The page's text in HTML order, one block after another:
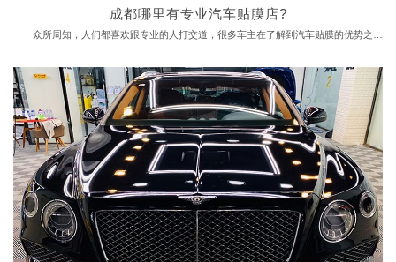
成都哪里有专业汽车贴膜店?
专业的汽车贴膜店必备的条件：
1、良好的施工环境
2、专业的施工设备
专业的汽车贴膜店设备齐全，选材考究，包括用什么颜色的光，贴膜时候光线的亮度，在什么温度下施工最好，应保持什么样的湿度范围，什么时候用弱水，什么地方用微水，而这些精确的数据，需要专业设备的参与，比如：①医用级别的照明系统;②先进喷淋降尘设备;③恒温空调等。
3、贴膜专用施工工具
工欲善其事，必先利其器。专业的施工工具能在一定程度上提高施工的便捷性，汽车贴膜常用的工具包括：刮板、手工刀、吹风机、洗膜液、安装液等，确保施工时的稳定，不会伤害到每一辆爱车。